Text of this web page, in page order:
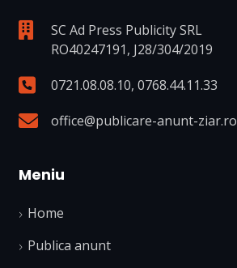
SC Ad Press Publicity SRL
RO40247191, J28/304/2019
0721.08.08.10, 0768.44.11.33
office@publicare-anunt-ziar.ro
Meniu
Home
Publica anunt